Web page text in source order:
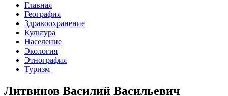
Главная
География
Здравоохранение
Культура
Население
Экология
Этнография
Туризм
Литвинов Василий Васильевич